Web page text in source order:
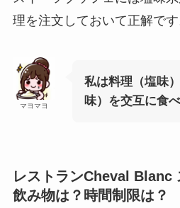
理を注文しておいて正解です
マヨマヨ
私は料理（塩味
味）を交互に食
レストランCheval Blanc
飲み物は？時間制限は？